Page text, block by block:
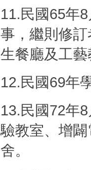
11.民國65年8
事，繼則修
生餐廳及工
12.民國69年
13.民國72年8
驗教室、增
舍。